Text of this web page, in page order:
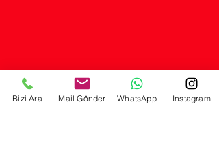
Bizi Ara Mail Gönder WhatsApp Instagram